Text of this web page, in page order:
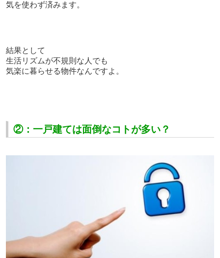
気を使わず済みます。
結果として
生活リズムが不規則な人でも
気楽に暮らせる物件なんですよ。
②：一戸建ては面倒なコトが多い？